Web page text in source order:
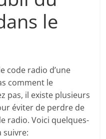
le
code radio d’une
comment le
pas, il existe plusieurs
éviter de perdre de
radio. Voici quelques-
suivre: